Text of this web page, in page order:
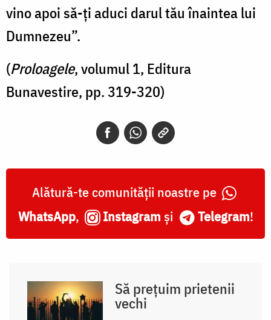
vino apoi să-ți aduci darul tău înaintea lui
Dumnezeu”.
(Proloagele, volumul 1, Editura
Bunavestire, pp. 319-320)
Alătură-te comunității noastre pe
WhatsApp, Instagram și Telegram!
Să prețuim prietenii
vechi